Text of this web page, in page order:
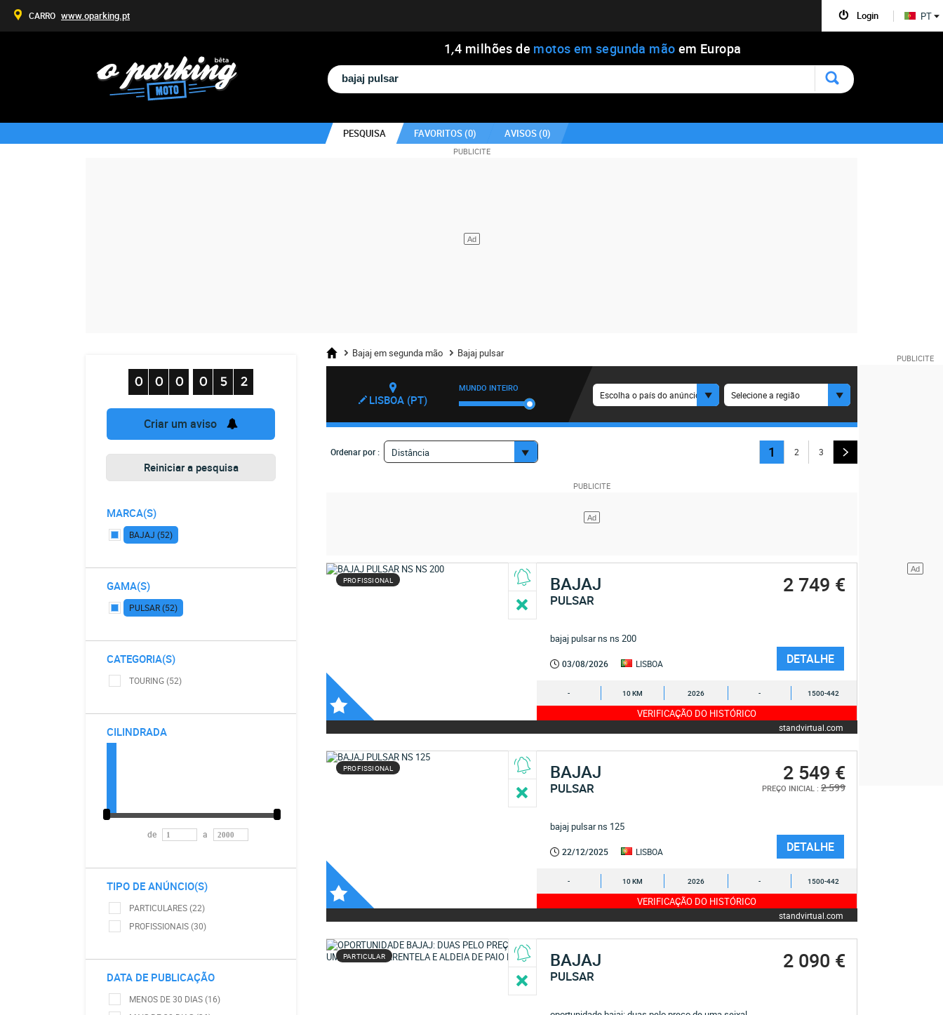
1,4 milhões de motos em segunda mão em Europa
PESQUISA FAVORITOS (0) AVISOS (0)
Criar um aviso
Reiniciar a pesquisa
MARCA(S)
BAJAJ (52)
GAMA(S)
PULSAR (52)
CATEGORIA(S)
TOURING (52)
CILINDRADA
de a
TIPO DE ANÚNCIO(S)
PARTICULARES (22)
PROFISSIONAIS (30)
DATA DE PUBLICAÇÃO
MENOS DE 30 DIAS (16)
Bajaj em segunda mão Bajaj pulsar
LISBOA (PT)
MUNDO INTEIRO
Escolha o país do anúncio Selecione a região
Ordenar por : Distância 1 2 3
PROFISSIONAL BAJAJ
PULSAR
2 749 €
bajaj pulsar ns ns 200
03/08/2026 LISBOA DETALHE
- 10 KM 2026 - 1500-442
VERIFICAÇÃO DO HISTÓRICO
standvirtual.com
PROFISSIONAL BAJAJ
PULSAR
2 549 €
PREÇO INICIAL : 2 599
bajaj pulsar ns 125
22/12/2025 LISBOA DETALHE
- 10 KM 2026 - 1500-442
VERIFICAÇÃO DO HISTÓRICO
standvirtual.com
PARTICULAR BAJAJ
PULSAR
2 090 €
Login
CARRO www.oparking.pt PT